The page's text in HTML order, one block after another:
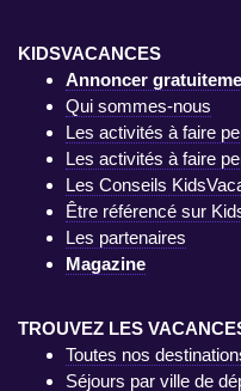
KIDSVACANCES
Annoncer
Qui sommes-nous
Les activités à faire
Les activités à faire
Les Conseils
Être référencé sur
Les partenaires
Magazine
TROUVEZ LES
Toutes nos
Séjours par ville de